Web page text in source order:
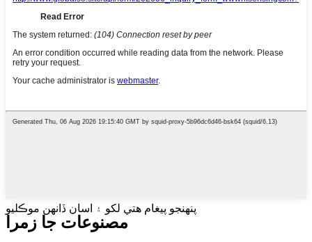
پنهنجو پيغام هتي لکو ۽ اسان ڏانهن موڪليو
مصنوعات جا زمرا